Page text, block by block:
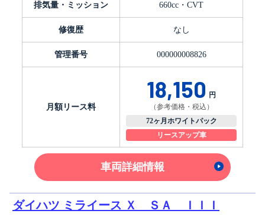
排気量・ミッション 660cc・CVT
修復歴 なし
管理番号 000000008826
月額リース料
18,150 円
（参考価格・税込）
72ヶ月ホワイトパック
リースアップ車
車両詳細情報
ダイハツ ミライース Ｘ ＳＡ ＩＩＩ